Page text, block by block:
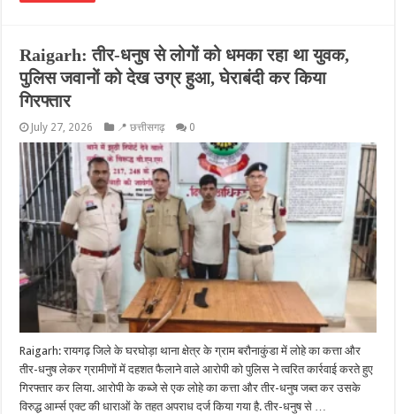
Raigarh: तीर-धनुष से लोगों को धमका रहा था युवक,
पुलिस जवानों को देख उग्र हुआ, घेराबंदी कर किया
गिरफ्तार
July 27, 2026 📍 छत्तीसगढ़ 0
Raigarh: रायगढ़ जिले के घरघोड़ा थाना क्षेत्र के ग्राम बरौनाकुंडा में लोहे का कत्ता और
तीर-धनुष लेकर ग्रामीणों में दहशत फैलाने वाले आरोपी को पुलिस ने त्वरित कार्रवाई करते हुए
गिरफ्तार कर लिया. आरोपी के कब्जे से एक लोहे का कत्ता और तीर-धनुष जब्त कर उसके
विरुद्ध आर्म्स एक्ट की धाराओं के तहत अपराध दर्ज किया गया है. तीर-धनुष से …